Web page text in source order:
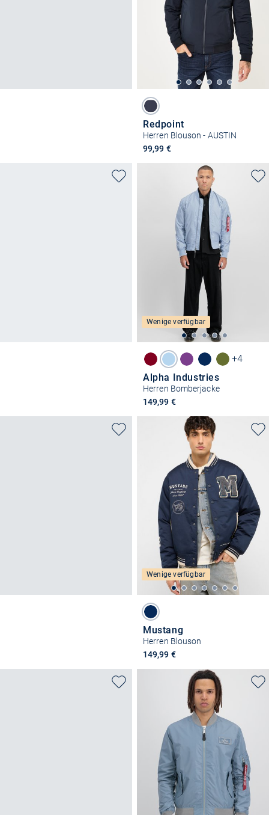
Redpoint
Herren Blouson - AUSTIN
99,99 €
Wenige verfügbar
+4
Alpha Industries
Herren Bomberjacke
149,99 €
Wenige verfügbar
Mustang
Herren Blouson
149,99 €